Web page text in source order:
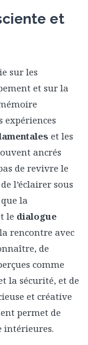
et
sur les
et sur la
expériences
et les
ancrés
de revivre le
l’éclairer sous
la
le dialogue
rencontre avec
de
comme
la sécurité, et de
et créative
permet de
intérieures.